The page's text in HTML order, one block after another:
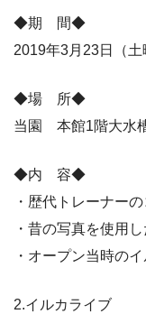
◆期 間◆
2019年3月23日（土
◆場 所◆
当園 本館1階大水
◆内 容◆
・歴代トレーナー
・昔の写真を使用
・オープン当時の
2.イルカライブ